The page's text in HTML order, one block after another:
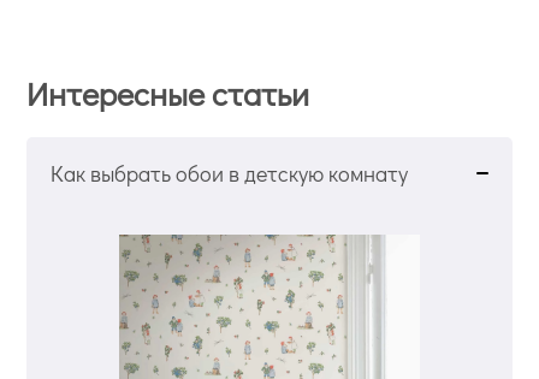
Интересные статьи
Как выбрать обои в детскую комнату